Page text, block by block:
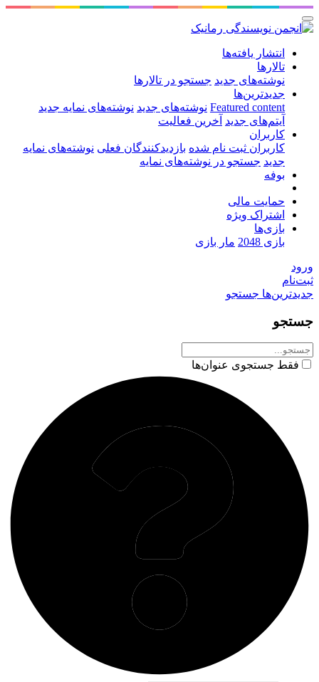
انتشار یافته‌ها
تالارها
نوشته‌های جدید جستجو در تالارها
جدیدترین‌ها
Featured content نوشته‌های جدید نوشته‌های نمایه جدید
آیتم‌های جدید آخرین فعالیت
کاربران
کاربران ثبت نام شده بازدیدکنندگان فعلی نوشته‌های نمایه
جدید جستجو در نوشته‌های نمایه
بوفه
حمایت مالی
اشتراک ویژه
بازی‌ها
بازی 2048
مار بازی
ورود
ثبت‌نام
جدیدترین‌ها جستجو
جستجو
فقط جستجوی عنوان‌ها